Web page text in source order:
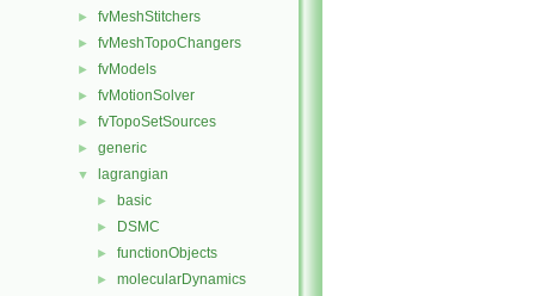
► fvMeshStitchers
► fvMeshTopoChangers
► fvModels
► fvMotionSolver
► fvTopoSetSources
► generic
▼ lagrangian
► basic
► DSMC
► functionObjects
► molecularDynamics